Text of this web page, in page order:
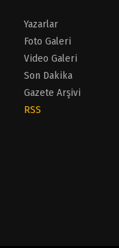
Yazarlar
Foto Galeri
Video Galeri
Son Dakika
Gazete Arşivi
RSS